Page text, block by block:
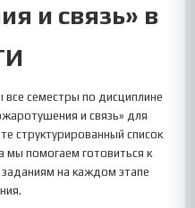
и связь» в
семестры по дисциплине
и связь» для
структурированный список
мы помогаем готовиться к
на каждом этапе